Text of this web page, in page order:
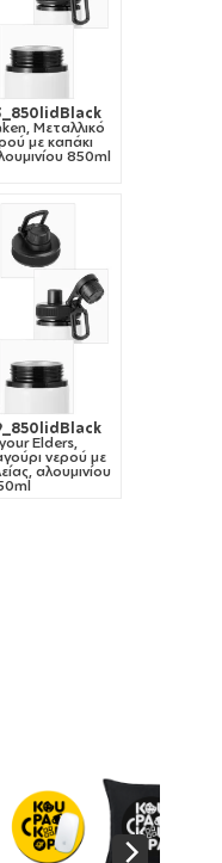
Μεταλλικό
με καπάκι
850ml
Elders,
νερού με
αλουμινίου